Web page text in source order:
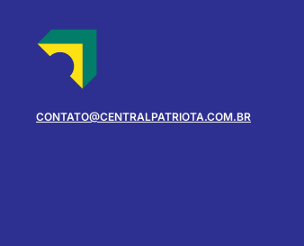
CONTATO@CENTRALPATRIOTA.COM.BR